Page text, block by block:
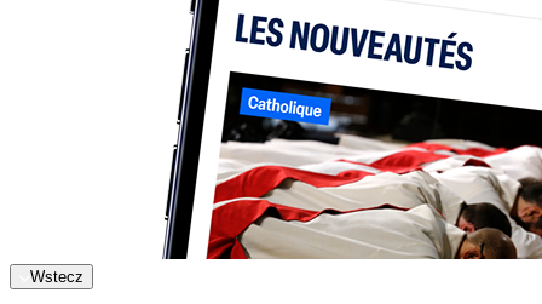
Wstecz